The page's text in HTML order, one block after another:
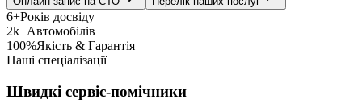
6+Років досвіду
2k+Автомобілів
100%Якість & Гарантія
Наші спеціалізації
Швидкі сервіс-помічники